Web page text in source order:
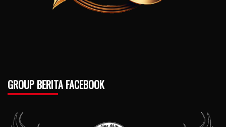
GROUP BERITA FACEBOOK